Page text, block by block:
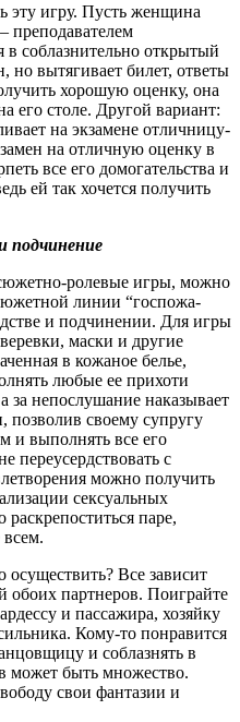
эту игру. Пусть женщина
преподавателем
в соблазнительно открытый
но вытягивает билет, ответы
хорошую оценку, она
его столе. Другой вариант:
на экзамене отличницу-
на отличную оценку в
все его домогательства и
ей так хочется получить
подчинение
ролевые игры, можно
линии “госпожа-
и подчинении. Для игры
маски и другие
в кожаное белье,
любые ее прихоти
за непослушание наказывает
позволив своему супругу
и выполнять все его
переусердствовать с
можно получить
сексуальных
паре,
всем.
Все зависит
обоих партнеров. Поиграйте
и пассажира, хозяйку
Кому-то понравится
и соблазнять в
может быть множество.
свои фантазии и